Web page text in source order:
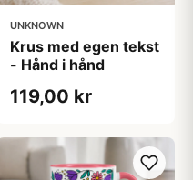
UNKNOWN
Krus med egen tekst
- Hånd i hånd
119,00 kr